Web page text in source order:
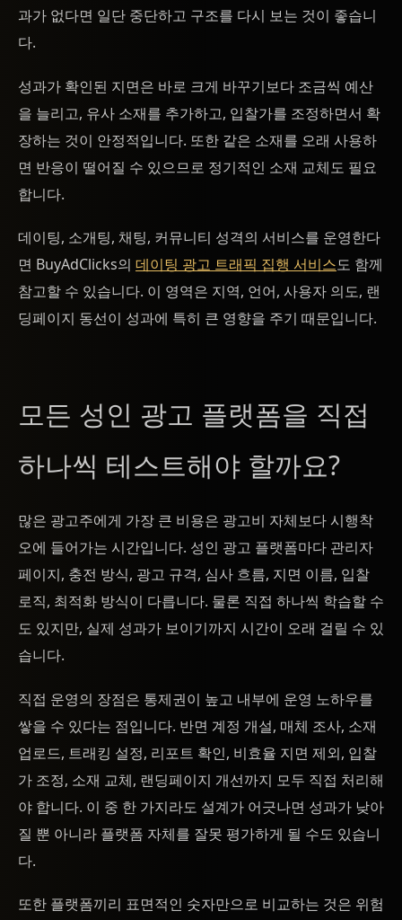
과가 없다면 일단 중단하고 구조를 다시 보는 것이 좋습니
다.
성과가 확인된 지면은 바로 크게 바꾸기보다 조금씩 예산
을 늘리고, 유사 소재를 추가하고, 입찰가를 조정하면서 확
장하는 것이 안정적입니다. 또한 같은 소재를 오래 사용하
면 반응이 떨어질 수 있으므로 정기적인 소재 교체도 필요
합니다.
데이팅, 소개팅, 채팅, 커뮤니티 성격의 서비스를 운영한다
면 BuyAdClicks의 데이팅 광고 트래픽 집행 서비스도 함께
참고할 수 있습니다. 이 영역은 지역, 언어, 사용자 의도, 랜
딩페이지 동선이 성과에 특히 큰 영향을 주기 때문입니다.
모든 성인 광고 플랫폼을 직접
하나씩 테스트해야 할까요?
많은 광고주에게 가장 큰 비용은 광고비 자체보다 시행착
오에 들어가는 시간입니다. 성인 광고 플랫폼마다 관리자
페이지, 충전 방식, 광고 규격, 심사 흐름, 지면 이름, 입찰
로직, 최적화 방식이 다릅니다. 물론 직접 하나씩 학습할 수
도 있지만, 실제 성과가 보이기까지 시간이 오래 걸릴 수 있
습니다.
직접 운영의 장점은 통제권이 높고 내부에 운영 노하우를
쌓을 수 있다는 점입니다. 반면 계정 개설, 매체 조사, 소재
업로드, 트래킹 설정, 리포트 확인, 비효율 지면 제외, 입찰
가 조정, 소재 교체, 랜딩페이지 개선까지 모두 직접 처리해
야 합니다. 이 중 한 가지라도 설계가 어긋나면 성과가 낮아
질 뿐 아니라 플랫폼 자체를 잘못 평가하게 될 수도 있습니
다.
또한 플랫폼끼리 표면적인 숫자만으로 비교하는 것은 위험